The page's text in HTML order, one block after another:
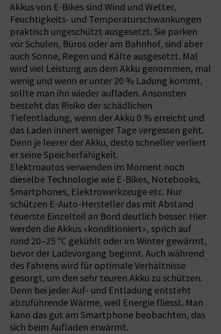
Akkus von E-Bikes sind Wind und Wetter,
Feuchtigkeits- und Temperaturschwankungen
praktisch ungeschützt ausgesetzt. Sie parken
vor Schulen, Büros oder am Bahnhof, sind aber
auch Sonne, Regen und Kälte ausgesetzt. Mal
wird viel Leistung aus dem Akku genommen, mal
wenig und wenn er unter 20 % Ladung kommt,
sollte man ihn wieder aufladen. Ansonsten
besteht das Risiko der schädlichen
Tiefentladung, wenn der Akku 0 % erreicht und
das Laden innert weniger Tage vergessen geht.
Denn je leerer der Akku, desto schneller verliert
er seine Speicherfähigkeit.
Elektroautos verwenden im Moment noch
dieselbe Technologie wie E-Bikes, Notebooks,
Smartphones, Elektrowerkzeuge etc. Nur
schützen E-Auto-Hersteller das mit Abstand
teuerste Einzelteil an Bord deutlich besser. Hier
werden die Akkus «konditioniert», sprich auf
rund 20–25 °C gekühlt oder im Winter gewärmt,
bevor der Ladevorgang beginnt. Auch während
des Fahrens wird für optimale Verhältnisse
gesorgt, um den sehr teuren Akku zu schützen.
Denn bei jeder Auf- und Entladung entsteht
abzuführende Wärme, weil Energie fliesst. Man
kann das gut am Smartphone beobachten, das
sich beim Aufladen erwärmt.